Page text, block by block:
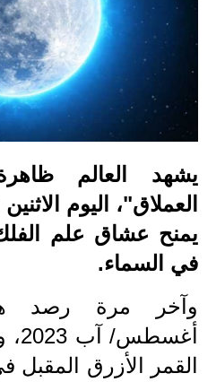
يشهد العالم
يمنح عشاق علم الفلك
في السماء.
وآخر مرة رصد
القمر الأزرق المقبل